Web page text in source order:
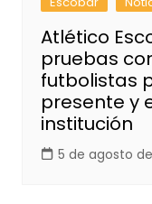
Atlético
pruebas
futbolistas
presente y
institución
5 de agosto